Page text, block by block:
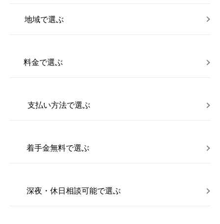
地域で選ぶ
料金で選ぶ
支払い方法で選ぶ
着手金無料で選ぶ
深夜・休日相談可能で選ぶ